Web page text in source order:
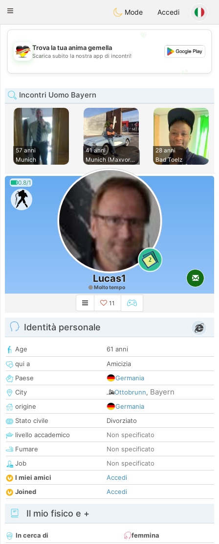
DeutschDating
Toggle
Mode Accedi
💖
💕
Trova la tua anima gemella
Scarica subito la nostra app di incontri!
Incontri Uomo Bayern
57 anni
Munich
41 anni
Munich (Maxvorstad
28 anni
Bad Toelz
0.8/1
2
Lucas1
Molto tempo
11
Identità personale
Age
61 anni
qui a
Amicizia
Paese
Germania
City
Ottobrunn, Bayern
origine
Germania
Stato civile
Divorziato
livello accademico
Non specificato
Fumare
Non specificato
Job
Non specificato
I miei amici
Accedi
Joined
Accedi
Il mio fisico e +
In cerca di
femmina